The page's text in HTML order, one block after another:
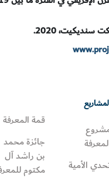
2020.
الأمية
قمة المعرفة
جائزة محمد
بن راشد آل
مكتوم